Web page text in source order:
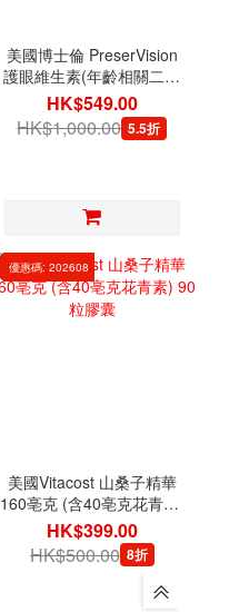
美國博士倫 PreserVision
護眼維生素(年齡相關二代
配方) 210粒軟膠囊
HK$549.00
HK$1,000.00 5.5折
優惠碼: 202608
美國Vitacost 山桑子精華
160亳克 (含40亳克花青素)
90粒膠囊
HK$399.00
HK$500.00 8折